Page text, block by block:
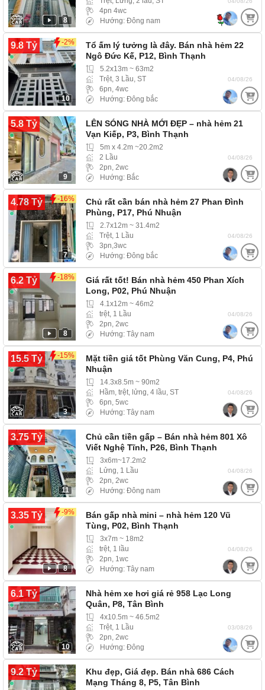
8
4pn 4wc
Hướng: Đông nam
9.8 Tỷ -2%
10
Tổ ấm lý tưởng là đây. Bán nhà hẻm 22
Ngô Đức Kế, P12, Bình Thạnh
5.2x13m ~ 63m2
Trệt, 3 Lầu, ST
6pn, 4wc
Hướng: Đông bắc
04/08/26
5.8 Tỷ
9
LÊN SÓNG NHÀ MỚI ĐẸP – nhà hẻm 21
Vạn Kiếp, P3, Bình Thạnh
5m x 4.2m ~20.2m2
2 Lầu
2pn, 2wc
Hướng: Bắc
04/08/26
4.78 Tỷ -16%
7
Chủ rất cần bán nhà hẻm 27 Phan Đình
Phùng, P17, Phú Nhuận
2.7x12m ~ 31.4m2
Trệt, 1 Lầu
3pn,3wc
Hướng: Đông bắc
04/08/26
6.2 Tỷ -18%
8
Giá rất tốt! Bán nhà hẻm 450 Phan Xích
Long, P02, Phú Nhuận
4.1x12m ~ 46m2
trệt, 1 Lầu
2pn, 2wc
Hướng: Tây nam
04/08/26
15.5 Tỷ -15%
3
Mặt tiền giá tốt Phùng Văn Cung, P4, Phú
Nhuận
14.3x8.5m ~ 90m2
Hầm, trệt, lửng, 4 lầu, ST
6pn, 5wc
Hướng: Tây nam
04/08/26
3.75 Tỷ
11
Chủ cần tiền gấp – Bán nhà hẻm 801 Xô
Viết Nghệ Tĩnh, P26, Bình Thạnh
3x6m~17.2m2
Lửng, 1 Lầu
2pn, 2wc
Hướng: Đông nam
04/08/26
3.35 Tỷ -9%
8
Bán gấp nhà mini – nhà hẻm 120 Vũ
Tùng, P02, Bình Thạnh
3x7m ~ 18m2
trệt, 1 lầu
2pn, 1wc
Hướng: Tây nam
04/08/26
6.1 Tỷ
10
Nhà hẻm xe hơi giá rẻ 958 Lạc Long
Quân, P8, Tân Bình
4x10.5m ~ 46.5m2
Trệt, 1 Lầu
2pn, 2wc
Hướng: Đông
03/08/26
9.2 Tỷ
Khu đẹp, Giá đẹp. Bán nhà 686 Cách
Mạng Tháng 8, P5, Tân Bình